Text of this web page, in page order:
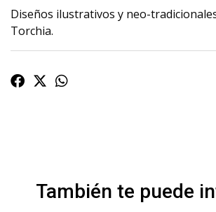
Diseños ilustrativos y neo-
Torchia.
También te puede